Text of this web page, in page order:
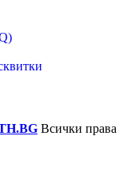
Всички права